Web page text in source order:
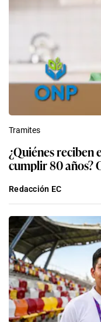
Tramites
¿Quiénes reciben
cumplir 80 años?
Redacción EC